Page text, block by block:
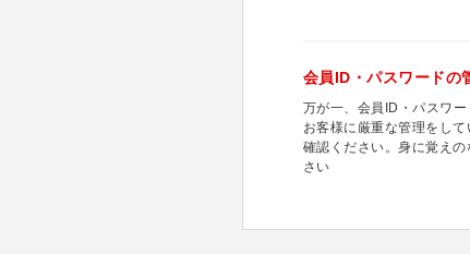
会員ID・パスワードの
万が一、会員ID・パスワ
お客様に厳重な管理をし
確認ください。身に覚え
さい